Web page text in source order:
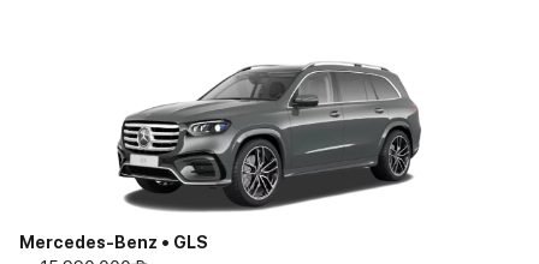
Mercedes-Benz • GLS